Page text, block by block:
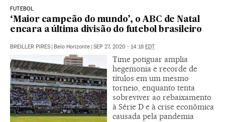
FUTEBOL
‘Maior campeão do mundo’, o ABC de Natal
encara a última divisão do futebol brasileiro
BREILLER PIRES Belo Horizonte SEP 27, 2020 - 14:18 EDT
Time potiguar amplia
hegemonia e recorde de
títulos em um mesmo
torneio, enquanto tenta
sobreviver ao rebaixamento
à Série D e à crise econômica
causada pela pandemia